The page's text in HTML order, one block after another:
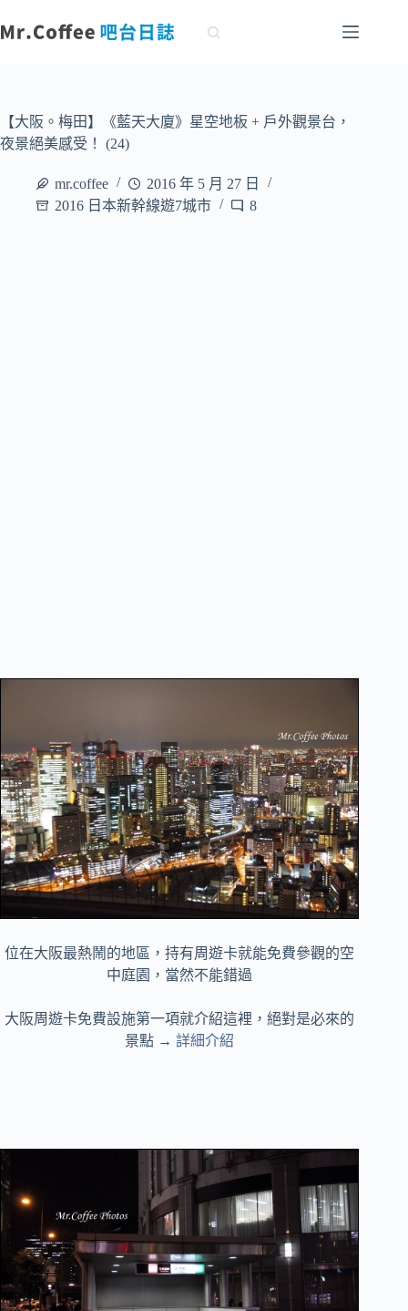
至
容【大阪。梅田】《藍天大廈》星空地板 + 戶外觀景台，
夜景絕美感受！ (24)
mr.coffee
2016 年 5 月 27 日
2016 日本新幹線遊7城市
8
位在大阪最熱鬧的地區，持有周遊卡就能免費參觀的空
中庭園，當然不能錯過
大阪周遊卡免費設施第一項就介紹這裡，絕對是必來的
景點 →詳細介紹